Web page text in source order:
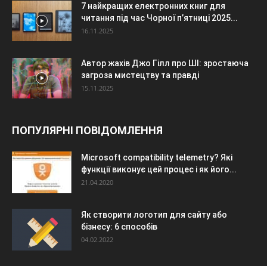
7 найкращих електронних книг для
читання під час Чорної п’ятниці 2025...
16.11.2025
Автор жахів Джо Гілл про ШІ: зростаюча
загроза мистецтву та правді
15.11.2025
ПОПУЛЯРНІ ПОВІДОМЛЕННЯ
Microsoft compatibility telemetry? Які
функції виконує цей процес і як його...
21.04.2020
Як створити логотип для сайту або
бізнесу: 6 способів
04.02.2022